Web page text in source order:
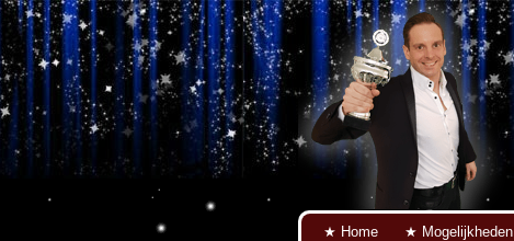
Home Mogelijkheden